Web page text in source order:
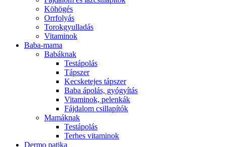
Köhögés
Orrfolyás
Torokgyulladás
Vitaminok
Baba-mama
Babáknak
Testápolás
Tápszer
Kecsketejes tápszer
Baba ápolás, gyógyítás
Vitaminok, pelenkák
Fájdalom csillapítók
Mamáknak
Testápolás
Terhes vitaminok
Dermo patika